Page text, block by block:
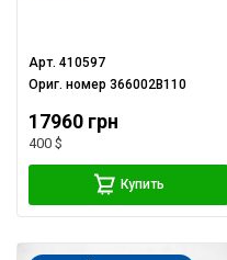
Арт.410597
Ориг. номер366002B110
17960 грн
400 $
Купить